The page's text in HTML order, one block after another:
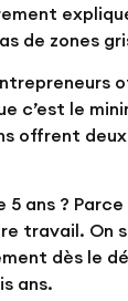
de zones
c’est le
offrent
5 ans ?
travail. On
dès le
ans.